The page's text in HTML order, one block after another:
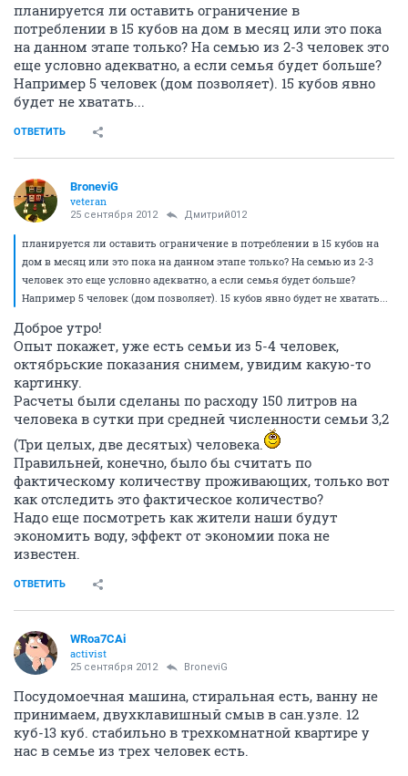
планируется ли оставить ограничение в
потреблении в 15 кубов на дом в месяц или это пока
на данном этапе только? На семью из 2-3 человек это
еще условно адекватно, а если семья будет больше?
Например 5 человек (дом позволяет). 15 кубов явно
будет не хватать...
ОТВЕТИТЬ
BroneviG
veteran
25 сентября 2012 Дмитрий012
планируется ли оставить ограничение в потреблении в 15 кубов на
дом в месяц или это пока на данном этапе только? На семью из 2-3
человек это еще условно адекватно, а если семья будет больше?
Например 5 человек (дом позволяет). 15 кубов явно будет не хватать...
Доброе утро!
Опыт покажет, уже есть семьи из 5-4 человек,
октябрьские показания снимем, увидим какую-то
картинку.
Расчеты были сделаны по расходу 150 литров на
человека в сутки при средней численности семьи 3,2
(Три целых, две десятых) человека.
Правильней, конечно, было бы считать по
фактическому количеству проживающих, только вот
как отследить это фактическое количество?
Надо еще посмотреть как жители наши будут
экономить воду, эффект от экономии пока не
известен.
ОТВЕТИТЬ
WRoa7CAi
activist
25 сентября 2012 BroneviG
Посудомоечная машина, стиральная есть, ванну не
принимаем, двухклавишный смыв в сан.узле. 12
куб-13 куб. стабильно в трехкомнатной квартире у
нас в семье из трех человек есть.